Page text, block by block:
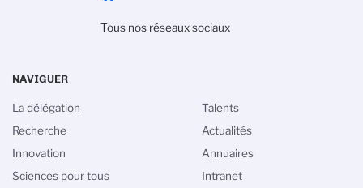
Tous nos réseaux sociaux
NAVIGUER
La délégation
Recherche
Innovation
Sciences pour tous
Talents
Actualités
Annuaires
Intranet